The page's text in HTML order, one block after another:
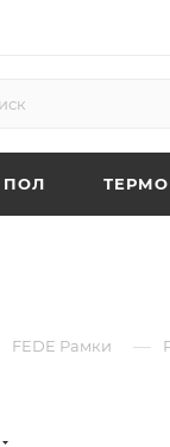
FEDE Рамки —